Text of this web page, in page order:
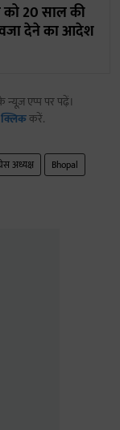
को 20 साल की
देने का आदेश
एप्प पर पढ़ें।
करें.
अध्यक्ष
Bhopal